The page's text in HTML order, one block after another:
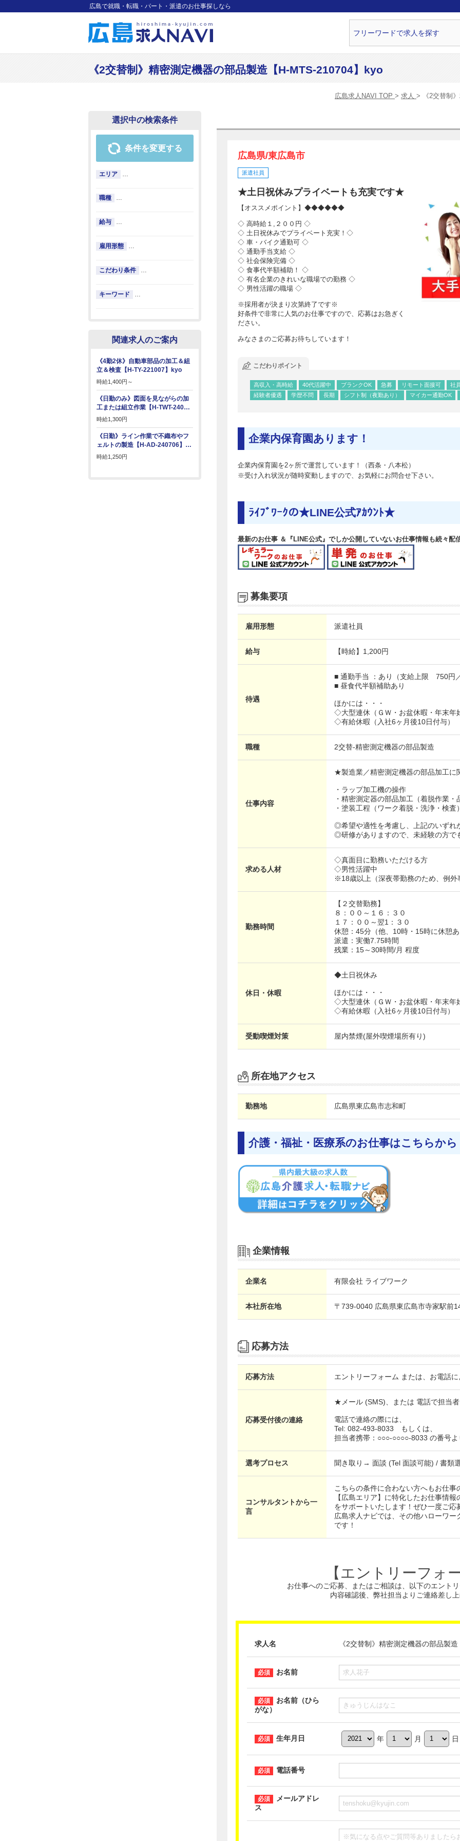
広島で就職・転職・パート・派遣のお仕事探しなら
《2交替制》精密測定機器の部品製造【H-MTS-210704】kyo
広島求人NAVI TOP 求人 《2交替制
広島県/東広島市
派遣社員
★土日祝休みプライベートも充実です★
【オススメポイント】◆◆◆◆◆◆
◇ 高時給１,２００円 ◇
◇ 土日祝休みでプライベート充実！◇
◇ 車・バイク通勤可 ◇
◇ 通勤手当支給 ◇
◇ 社会保険完備 ◇
◇ 食事代半額補助！ ◇
◇ 有名企業のきれいな職場での勤務 ◇
◇ 男性活躍の職場 ◇
※採用者が決まり次第終了です※
好条件で非常に人気のお仕事ですので、応募はお急ぎく
ださい。
みなさまのご応募お待ちしています！
こだわりポイント
高収入・高時給 40代活躍中 ブランクOK 急募 リモート面接可 社
経験者優遇
学歴不問 長期 シフト制（夜勤あり） マイカー通勤OK
企業内保育園あります！
企業内保育園を2ヶ所で運営しています！（西条・八本松）
※受け入れ状況が随時変動しますので、お気軽にお問合せ下さい。
ﾗｲﾌﾞﾜｰｸの★LINE公式ｱｶｳﾝﾄ★
最新のお仕事 ＆『LINE公式』でしか公開していないお仕事情報も続々配
募集要項
雇用形態 派遣社員
給与 【時給】 1,200円
待遇
■ 通勤手当 ：あり（支給上限 750円／
■ 昼食代半額補助あり
ほかには・・・
◇大型連休（ＧＷ・お盆休暇・年末年
◇有給休暇（入社6ヶ月後10日付与）
職種 2交替-精密測定機器の部品製造
仕事内容
★製造業／精密測定機器の部品加工に
・ラップ加工機の操作
・精密測定器の部品加工（着脱作業・
・塗装工程（ワーク着脱・洗浄・検査）
◎希望や適性を考慮し、上記のいずれ
◎研修がありますので、未経験の方で
求める人材
◇真面目に勤務いただける方
◇男性活躍中
※18歳以上（深夜帯勤務のため、例外
勤務時間
【２交替勤務】
８：００～１６：３０
１７：００～翌1：３０
休憩：45分（他、10時・15時に休憩
派遣：実働7.75時間
残業：15～30時間/月 程度
休日・休暇
◆土日祝休み
ほかには・・・
◇大型連休（ＧＷ・お盆休暇・年末年
◇有給休暇（入社6ヶ月後10日付与）
受動喫煙対策 屋内禁煙(屋外喫煙場所有り)
所在地アクセス
勤務地 広島県東広島市志和町
介護・福祉・医療系のお仕事はこちらから
企業情報
企業名 有限会社 ライブワーク
本社所在地 〒739-0040 広島県東広島市寺家駅前
応募方法
応募方法 エントリーフォーム または、お電話に
応募受付後の連絡
★メール (SMS)、または 電話で担当者
電話で連絡の際には、
Tel: 082-493-8033 もしくは、
担当者携帯：○○○-○○○○-8033 の番号よ
選考プロセス 聞き取り→ 面談 (Tel 面談可能) / 書類
コンサルタントから一
言
こちらの条件に合わない方へもお仕事
【広島エリア】に特化したお仕事情
をサポートいたします！ぜひ一度ご
広島求人ナビでは、その他ハローワ
です！
【エントリーフォ
お仕事へのご応募、またはご相談は、 以下のエント
内容確認後、弊社担当よりご連絡差し上
求人名 《2交替制》精密測定機器の部品製
お名前
お名前（ひら
がな）
生年月日 年 月 日
電話番号
メールアドレ
ス
選択中の検索条件
条件を変更する
エリア
職種 …
給与 …
雇用形態 …
こだわり条件
キーワード
関連求人のご案内
《4勤2休》自動車部品の加工＆組
立＆検査【H-TY-221007】kyo
時給1,400円～
《日勤のみ》図面を見ながらの加
工または組立作業【H-TWT-240…
時給1,300円
《日勤》ライン作業で不織布やフ
ェルトの製造【H-AD-240706】…
時給1,250円